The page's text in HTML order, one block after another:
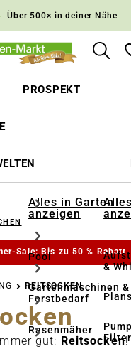
Hauptnavigation
Über 500× in deiner Nähe
PROSPEKT
Alles in Garten
anzeigen
Pool
Gartenmaschinen &
Forstbedarf
Rasenmäher
&
Sale: Bis zu 50 %
REITSOCKEN
gut: Reitsocken!